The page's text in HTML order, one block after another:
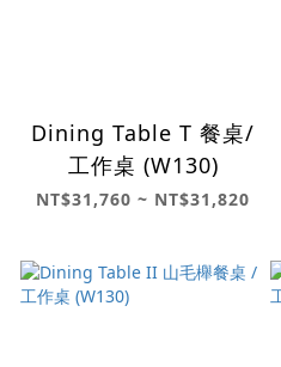
Dining Table T 餐桌/
工作桌 (W130)
NT$31,760 ~ NT$31,820